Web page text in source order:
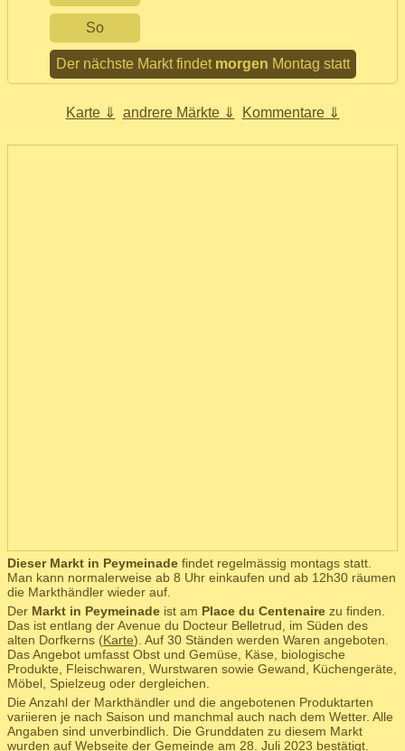
So
Der nächste Markt findet morgen Montag statt
Karte ⇓ andrere Märkte ⇓ Kommentare ⇓
Dieser Markt in Peymeinade findet regelmässig montags statt.
Man kann normalerweise ab 8 Uhr einkaufen und ab 12h30 räumen
die Markthändler wieder auf.
Der Markt in Peymeinade ist am Place du Centenaire zu finden.
Das ist entlang der Avenue du Docteur Belletrud, im Süden des
alten Dorfkerns (Karte). Auf 30 Ständen werden Waren angeboten.
Das Angebot umfasst Obst und Gemüse, Käse, biologische
Produkte, Fleischwaren, Wurstwaren sowie Gewand, Küchengeräte,
Möbel, Spielzeug oder dergleichen.
Die Anzahl der Markthändler und die angebotenen Produktarten
variieren je nach Saison und manchmal auch nach dem Wetter. Alle
Angaben sind unverbindlich. Die Grunddaten zu diesem Markt
wurden auf Webseite der Gemeinde am 28. Juli 2023 bestätigt.